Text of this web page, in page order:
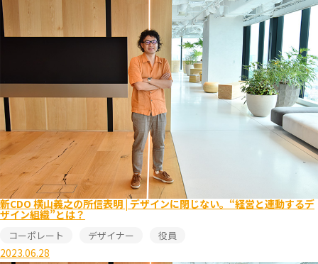
新CDO 横山義之の所信表明 | デザインに閉じない。“経営と連動するデ
ザイン組織”とは？
コーポレート デザイナー 役員
2023.06.28